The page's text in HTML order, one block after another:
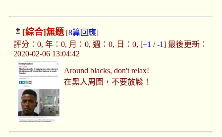
[綜合]無題[8篇回應]
評分：0, 年：0, 月：0, 週：0, 日：0, [+1 /-1] 最後更新：
2020-02-06 13:04:42
Around blacks, don't relax!
在黑人周圍，不要放鬆！